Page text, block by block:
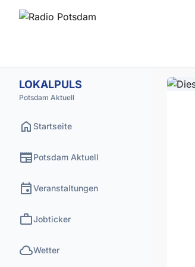
LOKALPULS
Potsdam Aktuell
home Startseite
newspaperPotsdam Aktuell
eventVeranstaltungen
workJobticker
cloudWetter